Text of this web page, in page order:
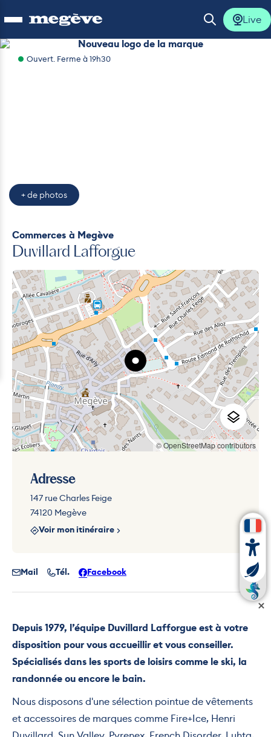
Ouvrir le menu Ouvrir la
Live
Commerces à Megève
Duvillard Lafforgue
Nouveau logo de la marque
+ de photos
Ouvert. Ferme à 19h30
Depuis 1979, l’équipe Duvillard Lafforgue est à votre
disposition pour vous accueillir et vous conseiller.
Spécialisés dans les sports de loisirs comme le ski, la
randonnée ou encore le bain.
Nous disposons d'une sélection pointue de vêtements
et accessoires de marques comme Fire+Ice, Henri
© OpenStreetMap contributors
Adresse
147 rue Charles Feige
74120 Megève
Voir mon itinéraire
Mail Tél. Facebook